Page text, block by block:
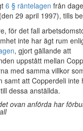
6 § räntelagen från
29 april 1997), tills
för det fall
inte har ägt rum
, gjort gällande att
uppstått mellan
med samma villkor
samt att Copperdeli inte
dessa anställda.
ovan anförda har